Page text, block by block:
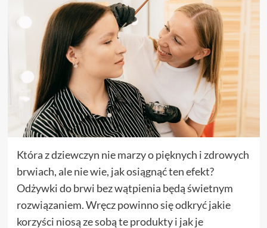
Która z dziewczyn nie marzy o pięknych i zdrowych
brwiach, ale nie wie, jak osiągnąć ten efekt?
Odżywki do brwi bez wątpienia będą świetnym
rozwiązaniem. Wręcz powinno się odkryć jakie
korzyści niosą ze sobą te produkty i jak je